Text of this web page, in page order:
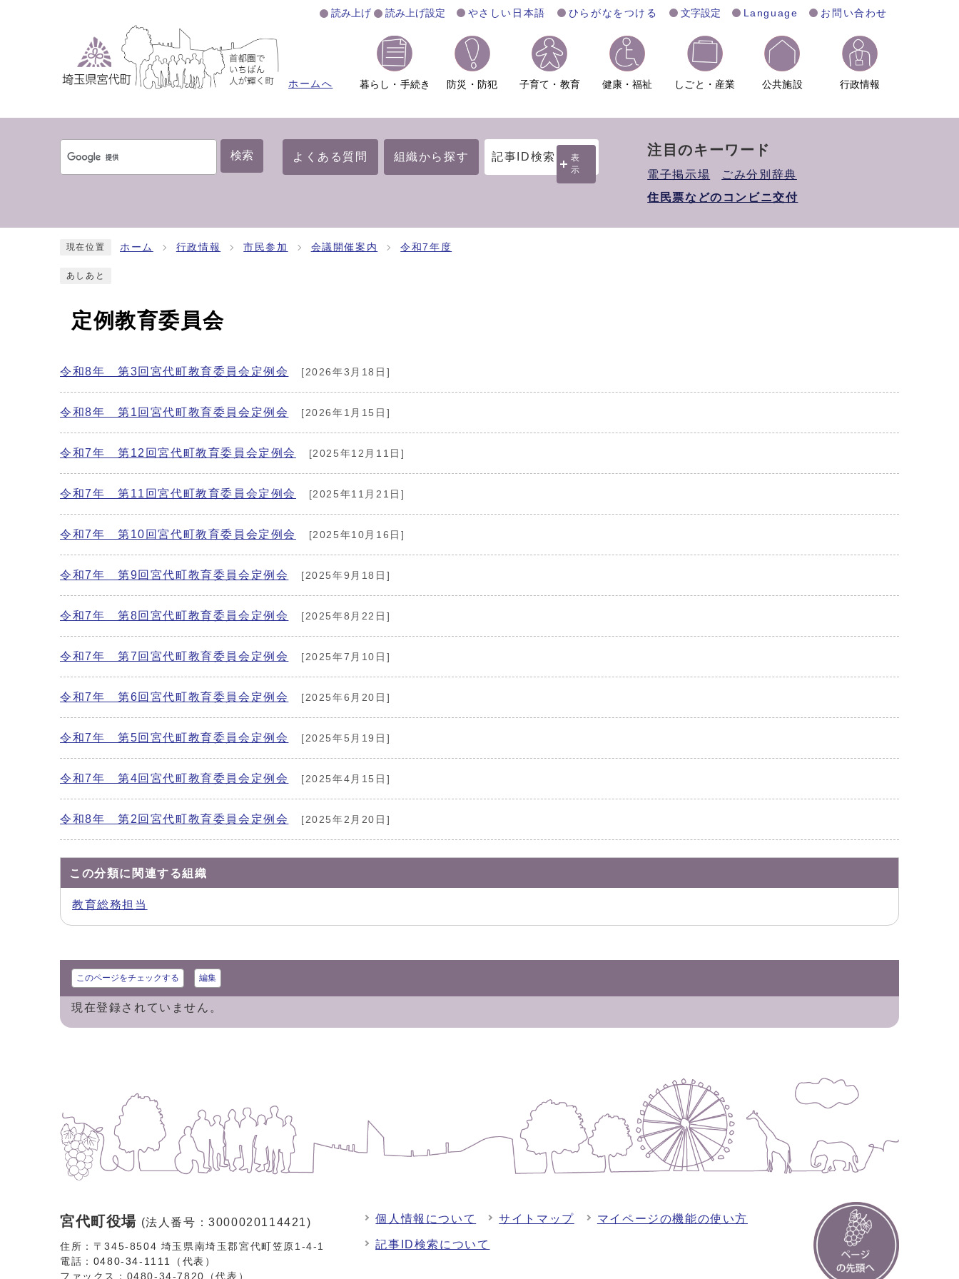
読み上げ 読み上げ設定 やさしい日本語 ひらがなをつける 文字設定 Language お問い合わせ
ホームへ 暮らし・手続き 防災・防犯 子育て・教育 健康・福祉 しごと・産業 公共施設 行政情報
検索 よくある質問 組織から探す 記事ID検索
表
示
注目のキーワード
電子掲示場
ごみ分別辞典
住民票などのコンビニ交付
現在位置 ホーム 行政情報 市民参加 会議開催案内 令和7年度
あしあと
定例教育委員会
令和8年 第3回宮代町教育委員会定例会 [2026年3月18日]
令和8年 第1回宮代町教育委員会定例会 [2026年1月15日]
令和7年 第12回宮代町教育委員会定例会 [2025年12月11日]
令和7年 第11回宮代町教育委員会定例会 [2025年11月21日]
令和7年 第10回宮代町教育委員会定例会 [2025年10月16日]
令和7年 第9回宮代町教育委員会定例会 [2025年9月18日]
令和7年 第8回宮代町教育委員会定例会 [2025年8月22日]
令和7年 第7回宮代町教育委員会定例会 [2025年7月10日]
令和7年 第6回宮代町教育委員会定例会 [2025年6月20日]
令和7年 第5回宮代町教育委員会定例会 [2025年5月19日]
令和7年 第4回宮代町教育委員会定例会 [2025年4月15日]
令和8年 第2回宮代町教育委員会定例会 [2025年2月20日]
この分類に関連する組織
教育総務担当
このページをチェックする 編集
現在登録されていません。
宮代町役場 (法人番号：3000020114421)
住所：〒345-8504 埼玉県南埼玉郡宮代町笠原1-4-1
電話： 0480-34-1111（代表）
ファックス：0480-34-7820（代表）
個人情報について サイトマップ マイページの機能の使い方
記事ID検索について